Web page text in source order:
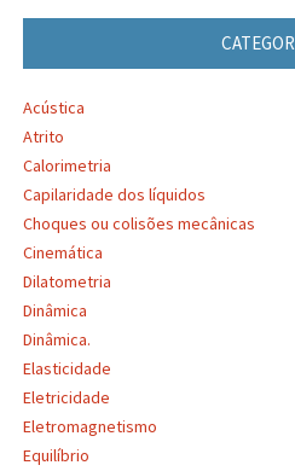
Acústica
Atrito
Calorimetria
Capilaridade dos líquidos
Choques ou colisões mecânicas
Cinemática
Dilatometria
Dinâmica
Dinâmica.
Elasticidade
Eletricidade
Eletromagnetismo
Equilíbrio